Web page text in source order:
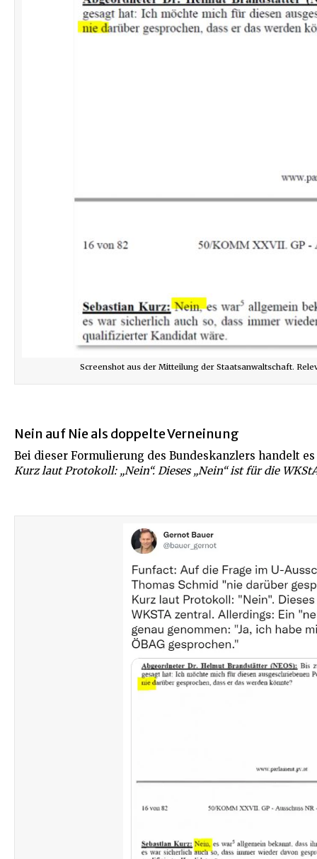
Screenshot aus der Mitteilung der Staatsanwaltschaft.
Nein auf Nie als doppelte Verneinung
Bei dieser Formulierung des Bundeskanzlers handelt
Kurz laut Protokoll: „Nein“. Dieses „Nein“ ist für die